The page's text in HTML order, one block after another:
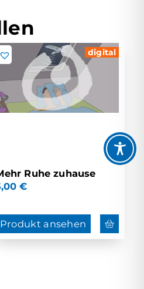
digital
Ruhe zuhause
€
Produkt ansehen